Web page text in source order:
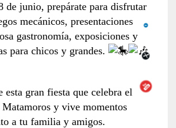
de junio, prepárate para disfrutar
mecánicos, presentaciones
gastronomía, exposiciones y
para chicos y grandes.
esta gran fiesta que celebra el
y vive momentos
a tu familia y amigos.